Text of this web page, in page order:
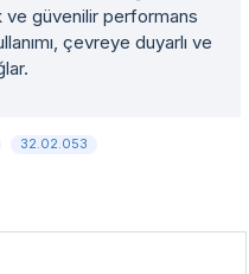
güvenilir performans
çevreye duyarlı ve
32.02.053